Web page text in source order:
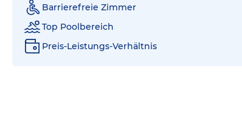
Barrierefreie Zimmer
Top Poolbereich
Preis-Leistungs-Verhältnis